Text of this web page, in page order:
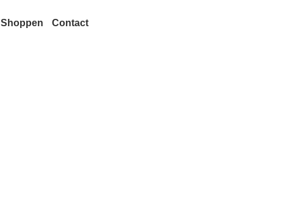
Shoppen Contact